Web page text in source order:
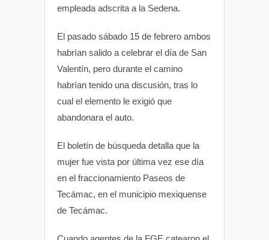
empleada adscrita a la Sedena.
El pasado sábado 15 de febrero ambos
habrían salido a celebrar el día de San
Valentín, pero durante el camino
habrían tenido una discusión, tras lo
cual el elemento le exigió que
abandonara el auto.
El boletín de búsqueda detalla que la
mujer fue vista por última vez ese día
en el fraccionamiento Paseos de
Tecámac, en el municipio mexiquense
de Tecámac.